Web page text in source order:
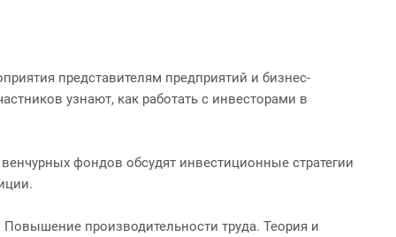
представителям предприятий и бизнес-
узнают, как работать с инвесторами в
фондов обсудят инвестиционные стратегии
производительности труда. Теория и